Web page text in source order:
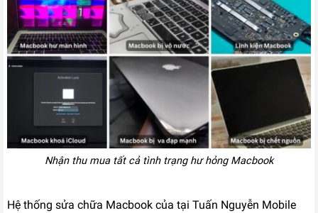
Nhận thu mua tất cả tình trạng hư hỏng Macbook
Hệ thống sửa chữa Macbook của tại Tuấn Nguyễn Mobile